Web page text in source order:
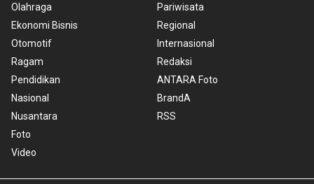
Olahraga
Ekonomi Bisnis
Otomotif
Ragam
Pendidikan
Nasional
Nusantara
Foto
Video
Pariwisata
Regional
Internasional
Redaksi
ANTARA Foto
BrandA
RSS